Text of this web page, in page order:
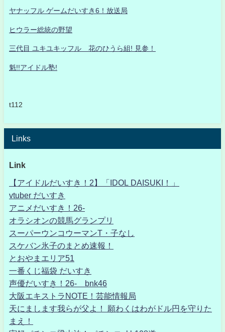
ヤナッフル ゲームだいすき6！放送局
ヒウラー総統の野望
三代目 ユキユキッフル 花のひうら組! 見参！
魁!!アイドル塾!
t112
Links
Link
【アイドルだいすき！2】「IDOL DAISUKI！」
vtuber だいすき
アニメだいすき！26-
オラシオンの競馬グランプリ
スーパーウンコウーマンT・子なし
スケバン氷子のまとめ速報！
とおやまエリア51
一番くじ福袋 だいすき
声優だいすき！26- bnk46
大阪エキストラNOTE！芸能情報局
天にまします我らが父よ！ 願わくはわがドル円を守りた
まえ！